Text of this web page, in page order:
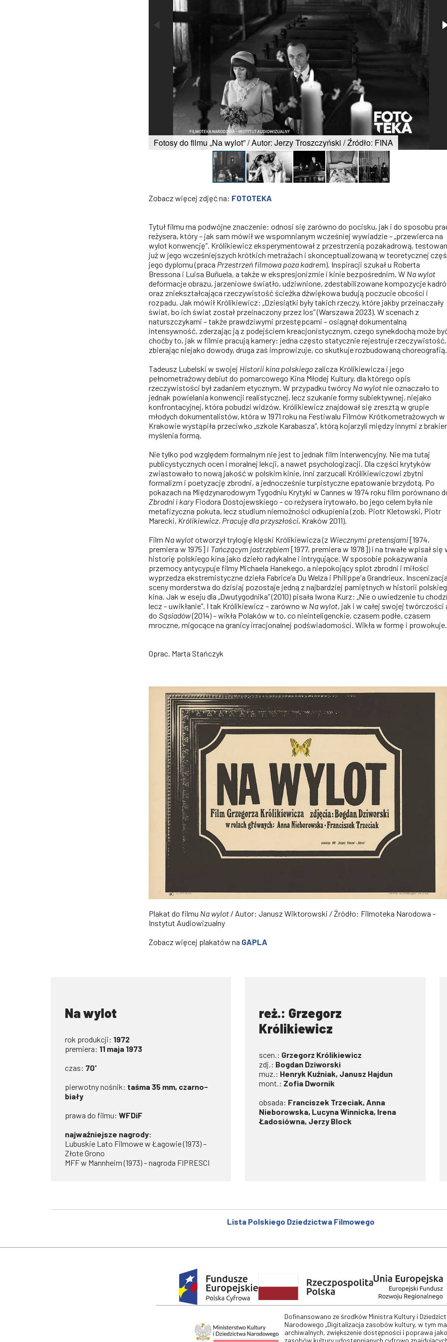
Fotosy do filmu „Na wylot” / Autor: Jerzy Troszczyński / Źródło: FINA
Zobacz więcej zdjęć na: FOTOTEKA
Tytuł filmu ma podwójne znaczenie: odnosi się zarówno do pocisku, jak i do sposobu
reżysera, który – jak sam mówił we wspomnianym wcześniej wywiadzie – „przewierca na
wylot konwencję”. Królikiewicz eksperymentował z przestrzenią pozakadrową,
już w jego wcześniejszych krótkich metrażach i skonceptualizowaną w teoretycznej
jego dyplomu (praca Przestrzeń filmowa poza kadrem). Inspiracji szukał u Roberta
Bressona i Luisa Buñuela, a także w ekspresjonizmie i kinie bezpośrednim. W Na wylot
deformacje obrazu, jarzeniowe światło, udziwnione, zdestabilizowane kompozycje
oraz zniekształcająca rzeczywistość ścieżka dźwiękowa budują poczucie obcości i
rozpadu. Jak mówił Królikiewicz: „Dziesiątki były takich rzeczy, które jakby przeinaczały
świat, bo ich świat został przeinaczony przez los” (Warszawa 2023). W scenach z
naturszczykami – także prawdziwymi przestępcami – osiągnął dokumentalną
intensywność, zderzając ją z podejściem kreacjonistycznym, czego synekdochą może
choćby to, jak w filmie pracują kamery: jedna często statycznie rejestruje rzeczywistość,
zbierając niejako dowody, druga zaś improwizuje, co skutkuje rozbudowaną choreografią.
Tadeusz Lubelski w swojej Historii kina polskiego zalicza Królikiewicza i jego
pełnometrażowy debiut do pomarcowego Kina Młodej Kultury, dla którego opis
rzeczywistości był zadaniem etycznym. W przypadku twórcy Na wylotnie oznaczało to
jednak powielania konwencji realistycznej, lecz szukanie formy subiektywnej, niejako
konfrontacyjnej, która pobudzi widzów. Królikiewicz znajdował się zresztą w grupie
młodych dokumentalistów, która w 1971 roku na Festiwalu Filmów Krótkometrażowych w
Krakowie wystąpiła przeciwko „szkole Karabasza”, którą kojarzyli między innymi z
myślenia formą.
Nie tylko pod względem formalnym nie jest to jednak film interwencyjny. Nie ma tutaj
publicystycznych ocen i moralnej lekcji, a nawet psychologizacji. Dla części krytyków
zwiastowało to nową jakość w polskim kinie, inni zarzucali Królikiewiczowi zbytni
formalizm i poetyzację zbrodni, a jednocześnie turpistyczne epatowanie brzydotą. Po
pokazach na Międzynarodowym Tygodniu Krytyki w Cannes w 1974 roku film porównano
Zbrodni i karyFiodora Dostojewskiego – co reżysera irytowało, bo jego celem była nie
metafizyczna pokuta, lecz studium niemożności odkupienia (zob. Piotr Kletowski, Piotr
Marecki, Królikiewicz. Pracuję dla przyszłości, Kraków 2011).
Film Na wylototworzył trylogię klęski Królikiewicza (z Wiecznymi pretensjami[1974,
premiera w 1975] i Tańczącym jastrzębiem [1977, premiera w 1978]) i na trwałe wpisał się
historię polskiego kina jako dzieło radykalne i intrygujące. W sposobie pokazywania
przemocy antycypuje filmy Michaela Hanekego, a niepokojący splot zbrodni i miłości
wyprzedza ekstremistyczne dzieła Fabrice’a Du Welza i Philippe'a Grandrieux. Inscenizacja
sceny morderstwa do dzisiaj pozostaje jedną z najbardziej pamiętnych w historii
kina. Jak w eseju dla „Dwutygodnika” (2010) pisała Iwona Kurz: „Nie o uwiedzenie tu
lecz – uwikłanie”. I tak Królikiewicz – zarówno w Na wylot, jak i w całej swojej twórczości
do Sąsiadów(2014) – wikła Polaków w to, co nieinteligenckie, czasem podłe, czasem
mroczne, migocące na granicy irracjonalnej podświadomości. Wikła w formę i prowokuje.
Oprac. Marta Stańczyk
Plakat do filmu Na wylot / Autor: Janusz Wiktorowski /Źródło: Filmoteka Narodowa -
Instytut Audiowizualny
Zobacz więcej plakatów na GAPLA
Na wylot
rok produkcji: 1972
premiera: 11 maja 1973
czas: 70'
pierwotny nośnik: taśma 35 mm, czarno-
biały
prawa do filmu: WFDiF
najważniejsze nagrody:
Lubuskie Lato Filmowe w Łagowie (1973) –
Złote Grono
MFF w Mannheim (1973) – nagroda FIPRESCI
reż.: Grzegorz
Królikiewicz
scen.: Grzegorz Królikiewicz
zdj.: Bogdan Dziworski
muz.: Henryk Kuźniak, Janusz Hajdun
mont.: Zofia Dwornik
obsada: Franciszek Trzeciak, Anna
Nieborowska, Lucyna Winnicka, Irena
Ładosiówna, Jerzy Block
Lista Polskiego Dziedzictwa Filmowego
Dofinansowano ze środków Ministra Kultury i
Narodowego „Digitalizacja zasobów kultury, w tym
archiwalnych, zwiększenie dostępności i poprawa
zasobów kultury udostępnianych cyfrowo